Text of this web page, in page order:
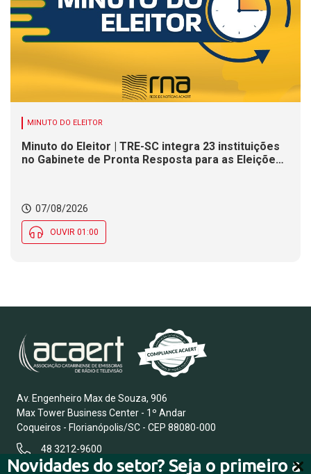
Novidades do setor? Seja o primeiro a
MINUTO DO ELEITOR
Minuto do Eleitor | TRE-SC integra 23 instituições
no Gabinete de Pronta Resposta para as Eleições
07/08/2026
OUVIR 01:00
Av. Engenheiro Max de Souza, 906
Max Tower Business Center - 1º Andar
Coqueiros - Florianópolis/SC - CEP 88080-000
48 3212-9600